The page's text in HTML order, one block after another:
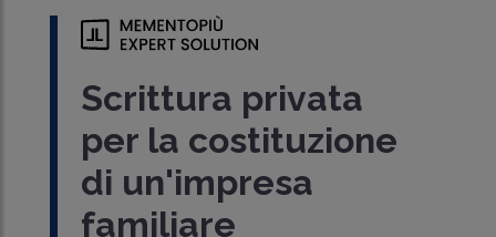
Scrittura privata
per la costituzione
di un'impresa
familiare